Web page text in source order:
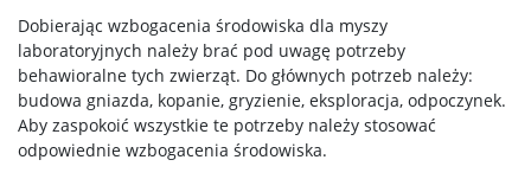
Dobierając wzbogacenia środowiska dla myszy
laboratoryjnych należy brać pod uwagę potrzeby
behawioralne tych zwierząt. Do głównych potrzeb należy:
budowa gniazda, kopanie, gryzienie, eksploracja, odpoczynek.
Aby zaspokoić wszystkie te potrzeby należy stosować
odpowiednie wzbogacenia środowiska.